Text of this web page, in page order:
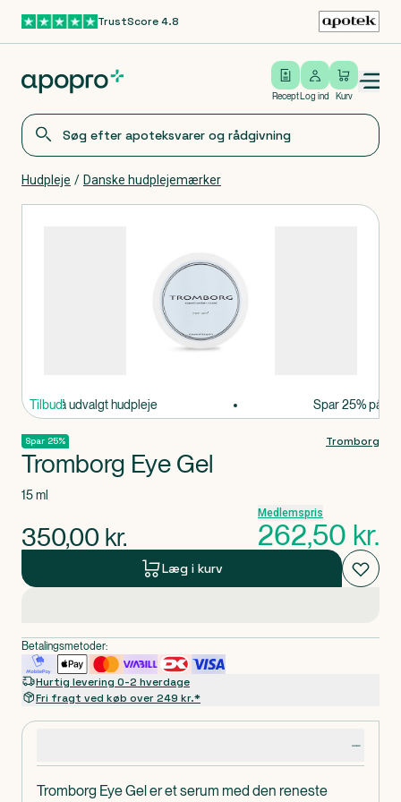
Gå til hovedindholdTrustScore 4.8
Recept
Log ind
Log ind Kurv
Open/close menu
Hudpleje / Danske hudplejemærker
Tilbud
25% på udvalgt hudpleje Spar 25% på
Tromborg Eye Gel er et serum med den reneste
Spar 25% Tromborg
Tromborg Eye Gel
15 ml
350,00 kr.
Medlemspris
262,50 kr.
Læg i kurv
Betalingsmetoder:
Hurtig levering 0-2 hverdage
Fri fragt ved køb over 249 kr.*